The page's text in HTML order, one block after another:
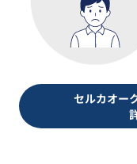
セルカオー